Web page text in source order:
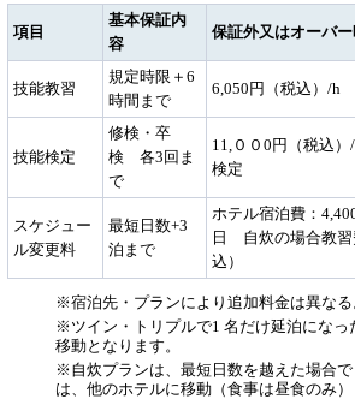
項目
基本保証内
容
保証外又はオーバ
技能教習
規定時限＋6
時間まで
6,050円（税込）/h
技能検定
修検・卒
検 各3回ま
で
11,００0円（税込
検定
スケジュー
ル変更料
最短日数+3
泊まで
ホテル宿泊費：
日 自炊の場合教
込）
※宿泊先・プランにより追加料金は異なる
※ツイン・トリプルで1 名だけ延泊になっ
移動となります。
※自炊プランは、最短日数を越えた場合
は、他のホテルに移動（食事は昼食のみ）